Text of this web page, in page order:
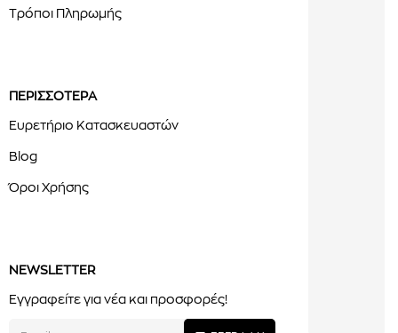
Τρόποι Πληρωμής
ΠΕΡΙΣΣΟΤΕΡΑ
Ευρετήριο Κατασκευαστών
Blog
Όροι Χρήσης
NEWSLETTER
Εγγραφείτε για νέα και προσφορές!